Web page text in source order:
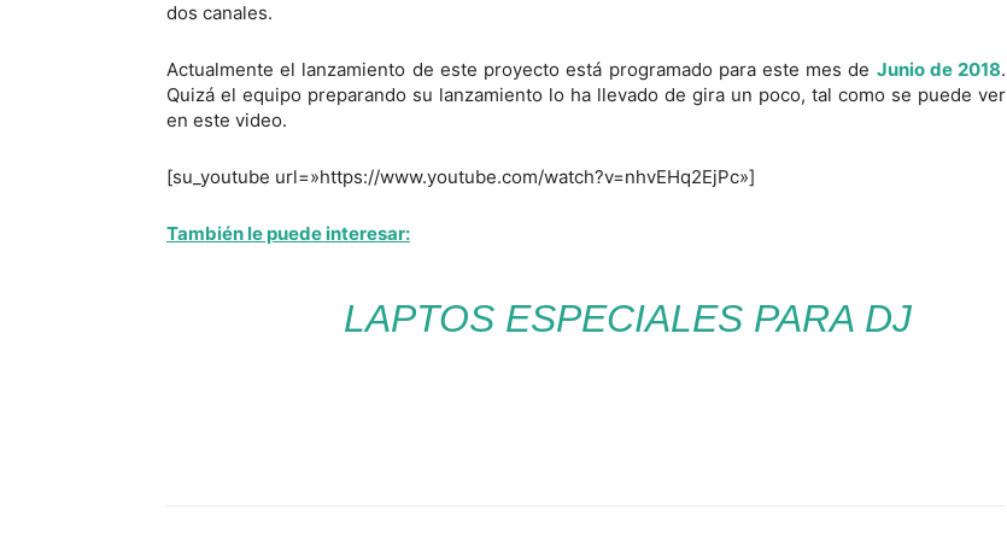
dos canales.
Actualmente el lanzamiento de este proyecto está programado para este mes de Junio de 2018.
Quizá el equipo preparando su lanzamiento lo ha llevado de gira un poco, tal como se puede ver
en este video.
[su_youtube url=»https://www.youtube.com/watch?v=nhvEHq2EjPc»]
También le puede interesar:
LAPTOS ESPECIALES PARA DJ